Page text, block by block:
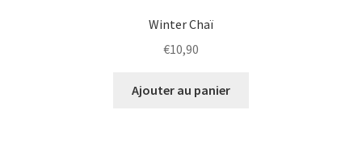
Winter Chaï
€10,90
Ajouter au panier